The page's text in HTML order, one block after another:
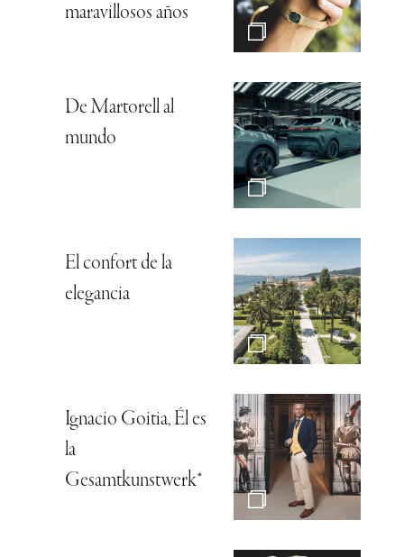
maravillosos años
De Martorell al
mundo
El confort de la
elegancia
Ignacio Goitia, Él es
la
Gesamtkunstwerk*